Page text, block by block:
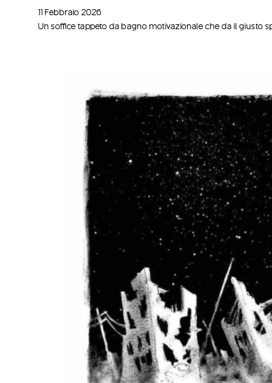
11 Febbraio 2026
Un soffice tappeto da bagno motivazionale che da il giusto